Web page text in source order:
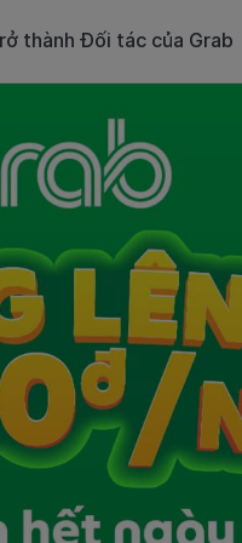
thành Đối tác của Grab